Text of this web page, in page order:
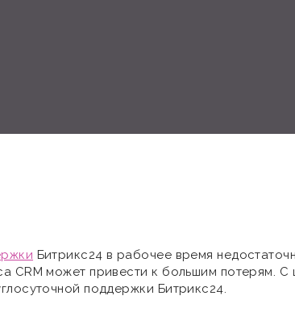
Битрикс24 в рабочее время
CRM может привести к большим потерям.
поддержки Битрикс24.